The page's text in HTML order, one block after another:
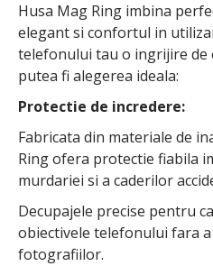
Husa Mag Ring imbina
elegant si confortul in
telefonului tau o ingrijire de
putea fi alegerea ideala:
Protectie de incredere:
Fabricata din materiale de
Ring ofera protectie fiabila
murdariei si a caderilor
Decupajele precise pentru
obiectivele telefonului fara
fotografiilor.